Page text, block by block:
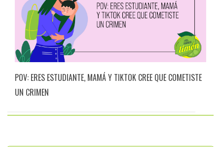
POV: ERES ESTUDIANTE, MAMÁ Y TIKTOK CREE QUE COMETISTE
UN CRIMEN